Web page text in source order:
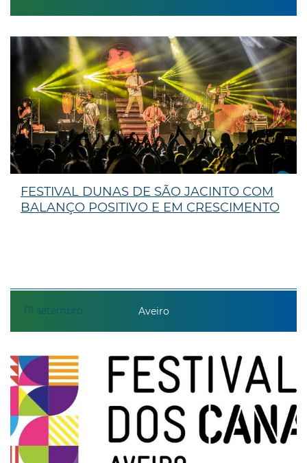
01 setembro
FESTIVAL DUNAS DE SÃO JACINTO COM
BALANÇO POSITIVO E EM CRESCIMENTO
Aveiro